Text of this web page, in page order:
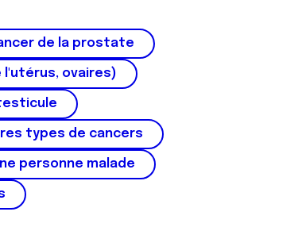
de la prostate
l'utérus, ovaires)
types de cancers
personne malade